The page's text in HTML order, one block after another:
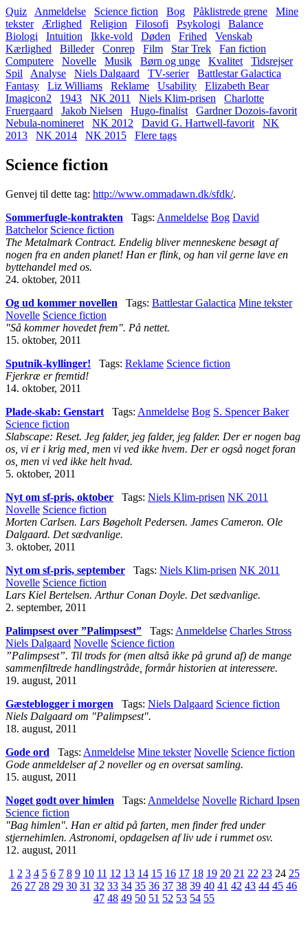
Quiz Anmeldelse Science fiction Bog Påklistrede grene
Mine
tekster
Ærlighed Religion Filosofi Psykologi
Balance
Biologi
Intuition Ikke-vold Døden Frihed
Venskab
Kærlighed
Billeder Conrep Film Star Trek
Fan fiction
Computere
Novelle Musik Børn og unge Kvalitet
Tidsrejser
Spil
Analyse Niels Dalgaard TV-serier
Battlestar Galactica
Fantasy
Liz Williams Reklame Usability
Elizabeth Bear
Imagicon2
1943 NK 2011 Niels Klim-prisen
Charlotte
Fruergaard
Jakob Nielsen Hugo-finalist
Gardner Dozois-favorit
Nebula-nomineret
NK 2012 David G. Hartwell-favorit
NK
2013
NK 2014 NK 2015 Flere tags
Science fiction
Genvej til dette tag: http://www.ommadawn.dk/sfdk/.
Sommerfugle-kontrakten
Tags: Anmeldelse Bog David
Batchelor Science fiction
The Metalmark Contract. Endelig bliver menneskene besøgt af
nogen fra en anden planet! Han er flink, og han vil gerne lave en
byttehandel med os.
24. oktober, 2011
Og ud kommer novellen
Tags: Battlestar Galactica Mine tekster
Novelle Science fiction
"Så kommer hovedet frem". På nettet.
15. oktober, 2011
Sputnik-kyllinger!
Tags: Reklame Science fiction
Fjerkræ er fremtid!
14. oktober, 2011
Plade-skab: Genstart
Tags: Anmeldelse Bog S. Spencer Baker
Science fiction
Slabscape: Reset. Jeg falder, jeg falder, jeg falder. Der er nogen bag
os, vi er i krig med, men vi ved ikke hvem. Der er også noget foran
os, men vi ved ikke helt hvad.
5. oktober, 2011
Nyt om sf-pris, oktober
Tags: Niels Klim-prisen NK 2011
Novelle Science fiction
Morten Carlsen. Lars Bøgeholt Pedersen. James Cameron. Ole
Dalgaard. Det sædvanlige.
3. oktober, 2011
Nyt om sf-pris, september
Tags: Niels Klim-prisen NK 2011
Novelle Science fiction
Lars Kiel Bertelsen. Arthur Conan Doyle. Det sædvanlige.
2. september, 2011
Palimpsest over ”Palimpsest”
Tags: Anmeldelse Charles Stross
Niels Dalgaard Novelle Science fiction
”Palimpsest”. Til trods for (men altså ikke på grund af) de mange
sammenfiltrede handlingstråde, formår historien at interessere.
19. august, 2011
Gæsteblogger i morgen
Tags: Niels Dalgaard Science fiction
Niels Dalgaard om "Palimpsest".
18. august, 2011
Gode ord
Tags: Anmeldelse Mine tekster Novelle Science fiction
Gode anmeldelser af 2 noveller og en oversat samling.
15. august, 2011
Noget godt over himlen
Tags: Anmeldelse Novelle Richard Ipsen
Science fiction
"Bag himlen". Han er altid på farten, men finder fred under
stjernehimlen. Astronomi, opdagelsen af liv ude i rummet osv.
12. august, 2011
1 2 3 4 5 6 7 8 9 10 11 12 13 14 15 16 17 18 19 20 21 22 2324 25
26 27 28 29 30 31 32 33 34 35 36 37 38 39 40 41 42 43 44 45 46
47 48 49 50 51 52 53 54 55